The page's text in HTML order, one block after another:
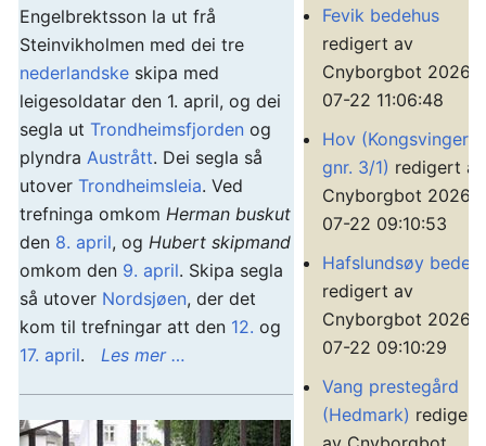
Engelbrektsson la ut frå
Steinvikholmen med dei tre
nederlandske skipa med
leigesoldatar den 1. april, og dei
segla ut Trondheimsfjorden og
plyndra Austrått. Dei segla så
utover Trondheimsleia. Ved
trefninga omkom Herman buskut
den 8. april, og Hubert skipmand
omkom den 9. april. Skipa segla
så utover Nordsjøen, der det
kom til trefningar att den 12. og
17. april. Les mer …
Fevik bedehus
redigert av
Cnyborgbot 2026-
07-22 11:06:48
Hov (Kongsvinger
gnr. 3/1) redigert av
Cnyborgbot 2026-
07-22 09:10:53
Hafslundsøy
redigert av
Cnyborgbot 2026-
07-22 09:10:29
Vang prestegård
(Hedmark) redigert